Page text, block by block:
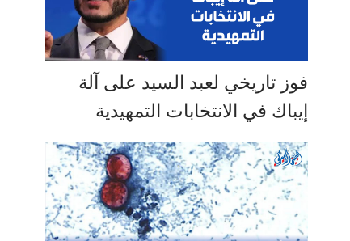
فوز تاريخي لعبد السيد على آلة
إيباك في الانتخابات التمهيدية